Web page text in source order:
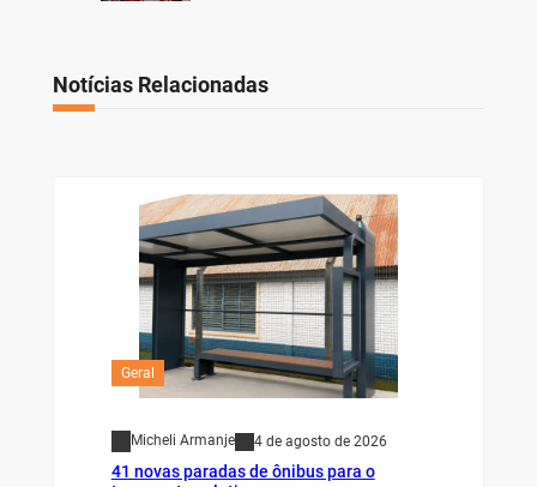
Notícias Relacionadas
Geral
Micheli Armanje 4 de agosto de 2026
41 novas paradas de ônibus para o